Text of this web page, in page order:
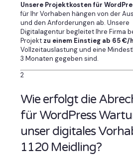
Unsere Projektkosten für
für Ihr Vorhaben hängen von der
und den Anforderungen ab. Unsere
Digitalagentur begleitet Ihre Firma
Projekt zu einem Einstieg ab 65 €/h
Vollzeitauslastung und eine
3 Monaten gegeben sind.
2
Wie erfolgt die
für WordPress
unser digitales
1120 Meidling?